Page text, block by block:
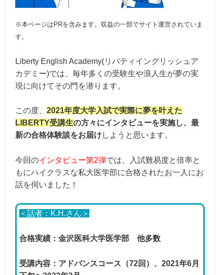
※本ページはPRを含みます。収益の一部でサイト運営されていま
す。
Liberty English Academy(リバティイングリッシュア
カデミー)では、毎年多くの受験生や浪人生が夢の実
現に向けてその門を潜ります。
この度、 2021年度大学入試で実際に夢を叶えた
LIBERTY受講生の方々にインタビューを実施し、最
新の合格体験談をお届けしようと思います。
今回のインタビュー第2弾では、入試難易度と倍率と
もにハイクラスな私大医学部に合格されたお一人にお
話を伺いました！
＜話者：K.H.さん＞
合格実績：金沢医科大学医学部 他多数
受講内容：アドバンスコース（72回）、2021年6月